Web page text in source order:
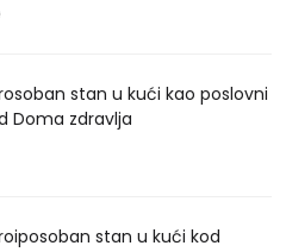
stan u kući kao poslovni
Doma zdravlja
stan u kući kod